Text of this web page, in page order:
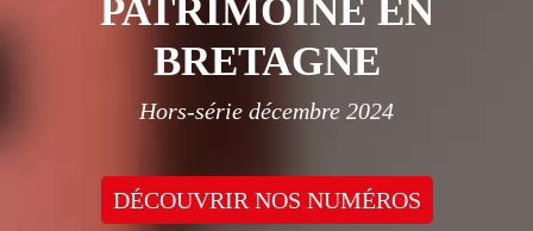
PATRIMOINE EN
BRETAGNE
Hors-série décembre 2024
DÉCOUVRIR NOS NUMÉROS